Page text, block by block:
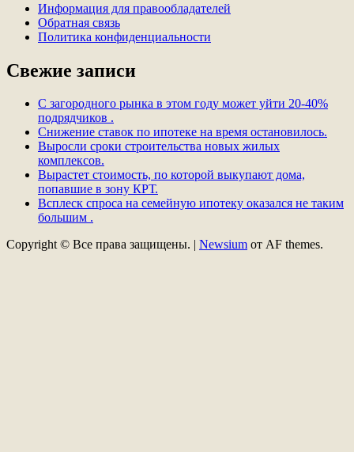
Информация для правообладателей
Обратная связь
Политика конфиденциальности
Свежие записи
С загородного рынка в этом году может уйти 20-40%
подрядчиков .
Снижение ставок по ипотеке на время остановилось.
Выросли сроки строительства новых жилых
комплексов.
Вырастет стоимость, по которой выкупают дома,
попавшие в зону КРТ.
Всплеск спроса на семейную ипотеку оказался не таким
большим .
Copyright © Все права защищены. | Newsium от AF themes.